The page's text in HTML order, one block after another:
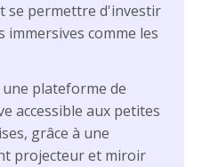
se permettre d'investir
immersives comme les
plateforme de
accessible aux petites
grâce à une
projecteur et miroir